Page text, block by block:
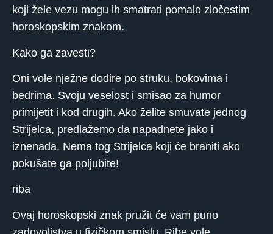
koji žele vezu mogu ih smatrati pomalo zločestim
horoskopskim znakom.
Kako ga zavesti?
Oni vole nježne dodire po struku, bokovima i
bedrima. Svoju veselost i smisao za humor
primijetit i kod drugih. Ako želite smuvate jednog
Strijelca, predlažemo da napadnete jako i
iznenada. Nema tog Strijelca koji će braniti ako
pokušate ga poljubite!
riba
Ovaj horoskopski znak pružit će vam puno